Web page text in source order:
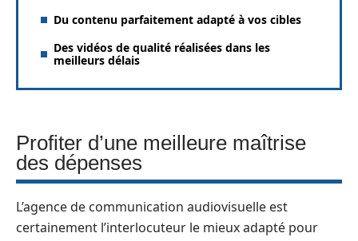
Du contenu parfaitement adapté à vos cibles
Des vidéos de qualité réalisées dans les
meilleurs délais
Profiter d’une meilleure maîtrise
des dépenses
L’agence de communication audiovisuelle est
certainement l’interlocuteur le mieux adapté pour